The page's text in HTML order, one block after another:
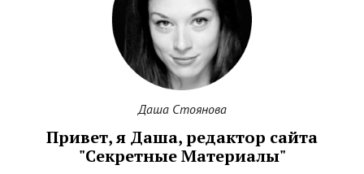
Даша Стоянова
Привет, я Даша, редактор сайта
"Секретные Материалы"